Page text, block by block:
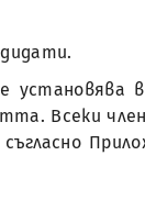
установява
Всеки